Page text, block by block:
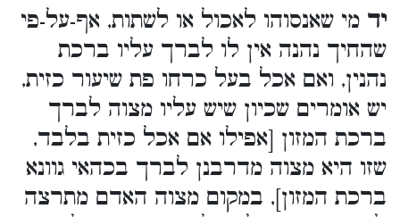
יד מי שאנסוהו לאכול או לשתות, אף-על-פי
שהחיך נהנה אין לו לברך עליו ברכת
נהנין, ואם אכל בעל כרחו פת שיעור כזית,
יש אומרים שכיון שיש עליו מצוה לברך
ברכת המזון [אפילו אם אכל כזית בלבד,
שזו היא מצוה מדרבנן לברך בכהאי גוונא
ברכת המזון], במקום מצוה האדם מתרצה